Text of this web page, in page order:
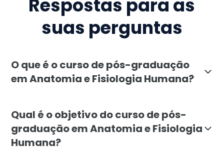
Respostas para as
suas perguntas
O que é o curso de pós-graduação
em Anatomia e Fisiologia Humana?
Qual é o objetivo do curso de pós-
graduação em Anatomia e Fisiologia
Humana?